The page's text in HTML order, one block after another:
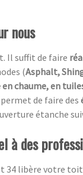
nous
Il suffit de faire
(Asphalt,
chaume, en
permet de faire des
étanche
à des
34 libère votre